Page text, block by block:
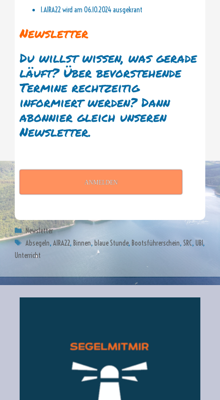
1.AIRA22 wird am 06.10.2024 ausgekrant
Newsletter
Du willst wissen, was gerade
läuft? Über bevorstehende
Termine rechtzeitig
informiert werden? Dann
abonnier gleich unseren
Newsletter.
ANMELDEN
Kategorien
Newsletter
Schlagwörter
Absegeln,AIRA22, Binnen, blaue Stunde, Bootsführerschein,SRC,UBI ,
Unterricht